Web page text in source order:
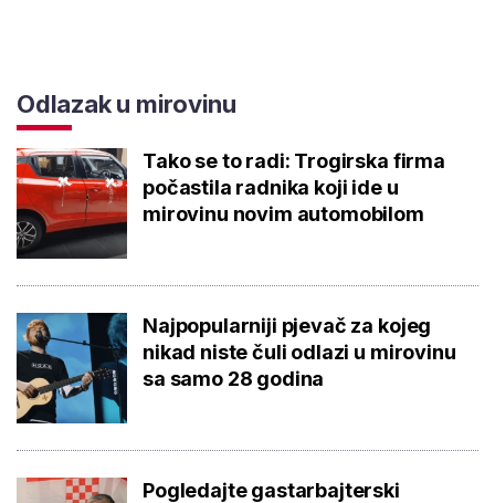
Odlazak u mirovinu
Tako se to radi: Trogirska firma
počastila radnika koji ide u
mirovinu novim automobilom
Najpopularniji pjevač za kojeg
nikad niste čuli odlazi u mirovinu
sa samo 28 godina
Pogledajte gastarbajterski